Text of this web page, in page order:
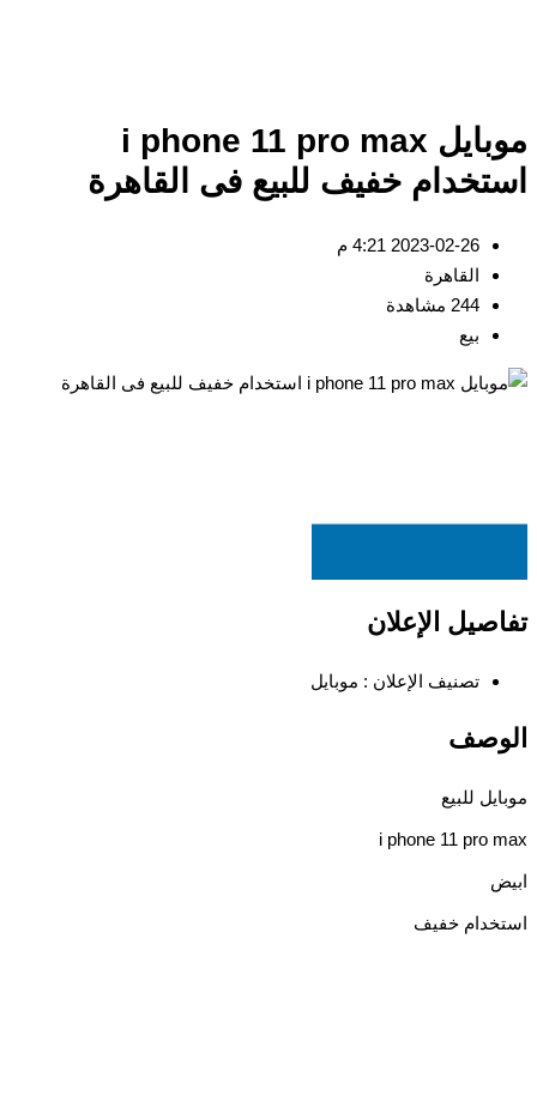
موبايل i phone 11 pro max
استخدام خفيف للبيع فى القاهرة
2023-02-26 4:21 م
القاهرة
244 مشاهدة
بيع
تفاصيل الإعلان
تصنيف الإعلان : موبايل
الوصف
موبايل للبيع
i phone 11 pro max
ابيض
استخدام خفيف